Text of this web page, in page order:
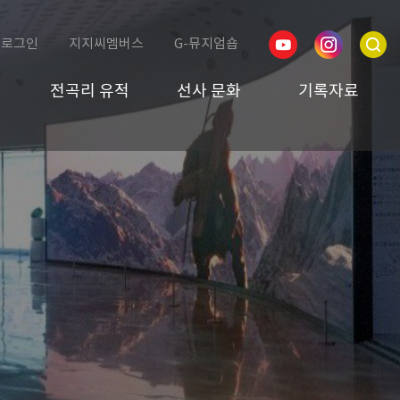
로그인 지지씨멤버스 G-뮤지엄숍
전곡리 유적 선사 문화 기록자료